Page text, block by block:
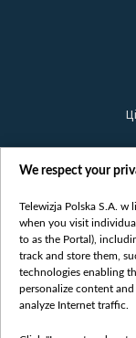
We respect your
Telewizja Polska S.A. w
when you visit
to as the Portal),
track and store them,
technologies enabling
personalize content
analyze Internet traffic.